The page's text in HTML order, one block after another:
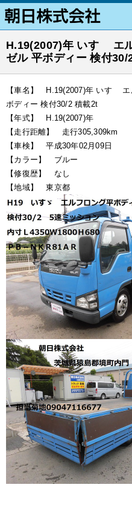
H.19(2007)年 いすゞ エ
ゼル 平ボディー 検付30/
【車名】 H.19(2007)年 いすゞ
ボディー 検付30/2 積載2t
【年式】 H.19(2007)年
【走行距離】 走行305,309km
【車検】 平成30年02月09日
【カラー】 ブルー
【修復歴】 なし
【地域】 東京都